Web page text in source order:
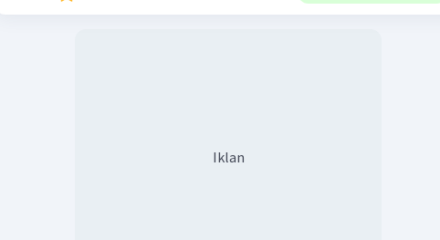
Iklan